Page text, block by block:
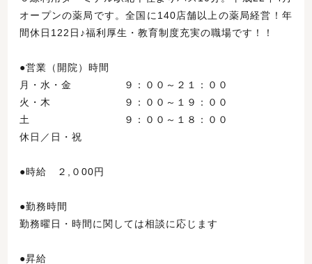
オープンの薬局です。全国に140店舗以上の薬局経営！年
間休日122日♪福利厚生・教育制度充実の職場です！！
●営業（開院）時間
月・水・金 ９：００～２１：００
火・木 ９：００～１９：００
土 ９：００～１８：００
休日／日・祝
●時給 ２,０00円
●勤務時間
勤務曜日・時間に関しては相談に応じます
●昇給